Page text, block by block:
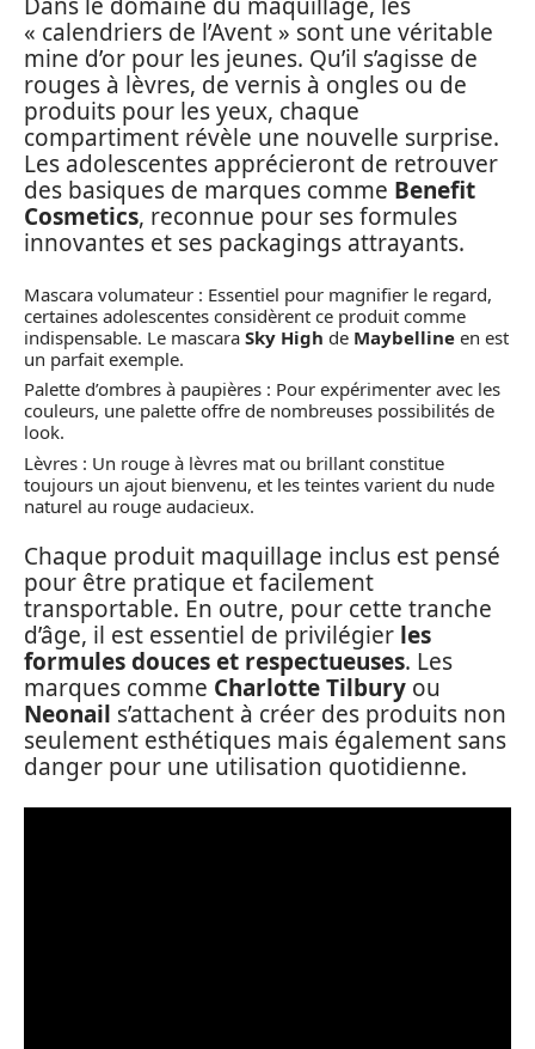
« calendriers de l’Avent » sont une véritable
mine d’or pour les jeunes. Qu’il s’agisse de
rouges à lèvres, de vernis à ongles ou de
produits pour les yeux, chaque
compartiment révèle une nouvelle surprise.
Les adolescentes apprécieront de retrouver
des basiques de marques comme Benefit
Cosmetics, reconnue pour ses formules
innovantes et ses packagings attrayants.
Mascara volumateur : Essentiel pour magnifier le regard,
certaines adolescentes considèrent ce produit comme
indispensable. Le mascara Sky High de Maybelline en est
un parfait exemple.
Palette d’ombres à paupières : Pour expérimenter avec les
couleurs, une palette offre de nombreuses possibilités de
look.
Lèvres : Un rouge à lèvres mat ou brillant constitue
toujours un ajout bienvenu, et les teintes varient du nude
naturel au rouge audacieux.
Chaque produit maquillage inclus est pensé
pour être pratique et facilement
transportable. En outre, pour cette tranche
d’âge, il est essentiel de privilégier les
formules douces et respectueuses. Les
marques comme Charlotte Tilbury ou
Neonail s’attachent à créer des produits non
seulement esthétiques mais également sans
danger pour une utilisation quotidienne.